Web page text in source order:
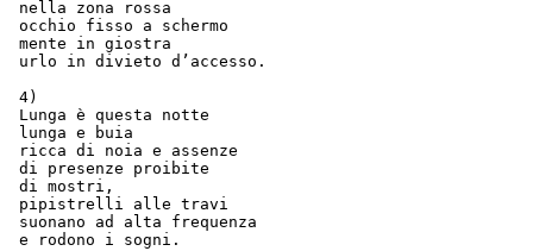
nella zona rossa
occhio fisso a schermo
mente in giostra
urlo in divieto d’accesso.
4)
Lunga è questa notte
lunga e buia
ricca di noia e assenze
di presenze proibite
di mostri,
pipistrelli alle travi
suonano ad alta frequenza
e rodono i sogni.